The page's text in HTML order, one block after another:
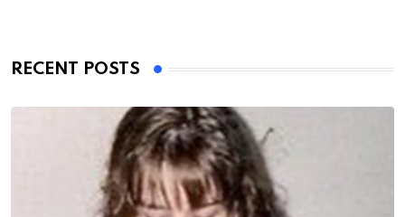
RECENT POSTS